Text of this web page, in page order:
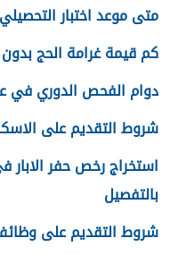
متى موعد اختبار التحصيلي 2026 – 1448
كم قيمة غرامة الحج بدون تصريح
دوام الفحص الدوري في عيد
شروط التقديم على
بالتفصيل
شروط التقديم على وظائف